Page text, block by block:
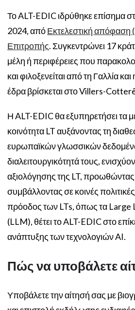
Το ALT-EDIC ιδρύθηκε επίσημα
2024, απόΕκτελεστική
Επιτροπής. Συγκεντρώνει 17
μέλη ή περιφέρειες που
και φιλοξενείται από τη Γαλλία
έδρα βρίσκεται στο Villers-
Η ALT-EDIC θα εξυπηρετήσει τα
κοινότητα LT αυξάνοντας τη
ευρωπαϊκών γλωσσικών
διαλειτουργικότητά τους,
αξιολόγησης της LT, προωθώντας
συμβάλλοντας σε κοινές
πρόοδος των LTs, όπως τα Large
(LLM), θέτει το ALT-EDIC στο
ανάπτυξης των τεχνολογιών AI.
Πώς να υποβάλετε
Υποβάλετε την αίτησή σας με